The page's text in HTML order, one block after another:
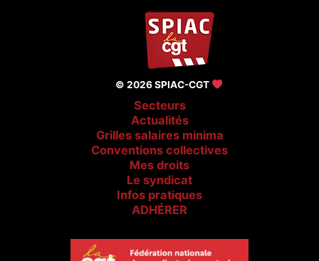
© 2026 SPIAC-CGT
Secteurs
Actualités
Grilles salaires minima
Conventions collectives
Mes droits
Le syndicat
Infos pratiques
ADHÉRER